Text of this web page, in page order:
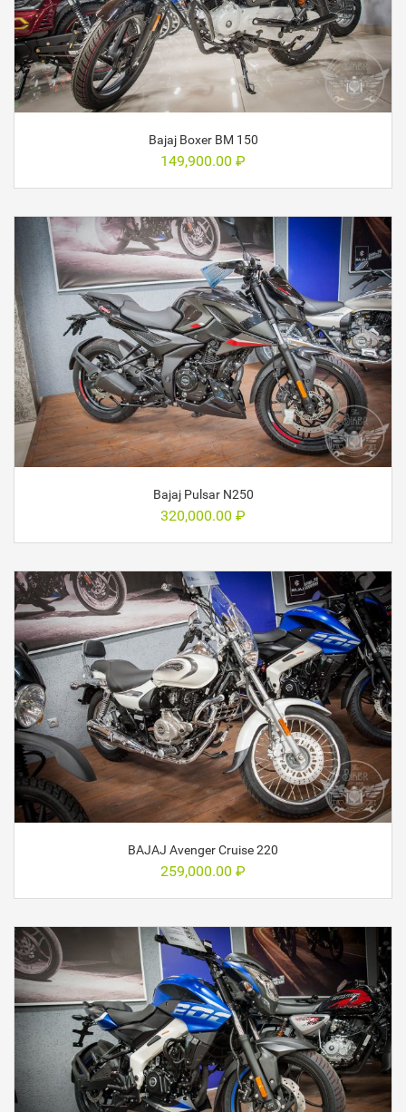
Bajaj Boxer BM 150
149,900.00 ₽
Bajaj Pulsar N250
320,000.00 ₽
BAJAJ Avenger Cruise 220
259,000.00 ₽